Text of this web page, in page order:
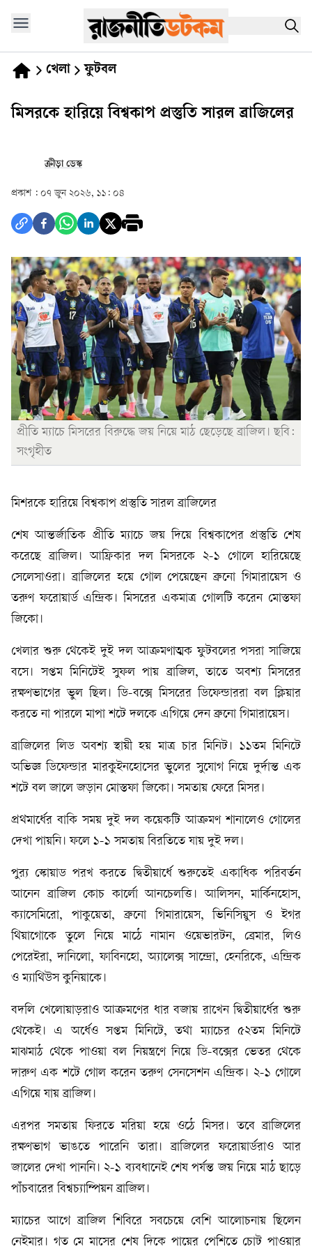
খেলা ফুটবল
মিসরকে হারিয়ে বিশ্বকাপ প্রস্তুতি সারল ব্রাজিলের
ক্রীড়া ডেস্ক
প্রকাশ : ০৭ জুন ২০২৬, ১১: ০৪
প্রীতি ম্যাচে মিসরের বিরুদ্ধে জয় নিয়ে মাঠ ছেড়েছে ব্রাজিল। ছবি:
সংগৃহীত
মিশরকে হারিয়ে বিশ্বকাপ প্রস্তুতি সারল ব্রাজিলের
শেষ আন্তর্জাতিক প্রীতি ম্যাচে জয় দিয়ে বিশ্বকাপের প্রস্তুতি শেষ
করেছে ব্রাজিল। আফ্রিকার দল মিসরকে ২-১ গোলে হারিয়েছে
সেলেসাওরা। ব্রাজিলের হয়ে গোল পেয়েছেন ব্রুনো গিমারায়েস ও
তরুণ ফরোয়ার্ড এন্দ্রিক। মিসরের একমাত্র গোলটি করেন মোস্তফা
জিকো।
খেলার শুরু থেকেই দুই দল আক্রমণাত্মক ফুটবলের পসরা সাজিয়ে
বসে। সপ্তম মিনিটেই সুফল পায় ব্রাজিল, তাতে অবশ্য মিসরের
রক্ষণভাগের ভুল ছিল। ডি-বক্সে মিসরের ডিফেন্ডাররা বল ক্লিয়ার
করতে না পারলে মাপা শটে দলকে এগিয়ে দেন ব্রুনো গিমারায়েস।
ব্রাজিলের লিড অবশ্য স্থায়ী হয় মাত্র চার মিনিট। ১১তম মিনিটে
অভিজ্ঞ ডিফেন্ডার মারকুইনহোসের ভুলের সুযোগ নিয়ে দুর্দান্ত এক
শটে বল জালে জড়ান মোস্তফা জিকো। সমতায় ফেরে মিসর।
প্রথমার্ধের বাকি সময় দুই দল কয়েকটি আক্রমণ শানালেও গোলের
দেখা পায়নি। ফলে ১-১ সমতায় বিরতিতে যায় দুই দল।
পুর‍্য স্কোয়াড পরখ করতে দ্বিতীয়ার্ধে শুরুতেই একাধিক পরিবর্তন
আনেন ব্রাজিল কোচ কার্লো আনচেলত্তি। আলিসন, মার্কিনহোস,
ক্যাসেমিরো, পাকুয়েতা, ব্রুনো গিমারায়েস, ভিনিসিয়ুস ও ইগর
থিয়াগোকে তুলে নিয়ে মাঠে নামান ওয়েভারটন, ব্রেমার, লিও
পেরেইরা, দানিলো, ফাবিনহো, অ্যালেক্স সান্দ্রো, হেনরিকে, এন্দ্রিক
ও ম্যাথিউস কুনিয়াকে।
বদলি খেলোয়াড়রাও আক্রমণের ধার বজায় রাখেন দ্বিতীয়ার্ধের শুরু
থেকেই। এ অর্ধেও সপ্তম মিনিটে, তথা ম্যাচের ৫২তম মিনিটে
মাঝমাঠ থেকে পাওয়া বল নিয়ন্ত্রণে নিয়ে ডি-বক্সের ভেতর থেকে
দারুণ এক শটে গোল করেন তরুণ সেনসেশন এন্দ্রিক। ২-১ গোলে
এগিয়ে যায় ব্রাজিল।
এরপর সমতায় ফিরতে মরিয়া হয়ে ওঠে মিসর। তবে ব্রাজিলের
রক্ষণভাগ ভাঙতে পারেনি তারা। ব্রাজিলের ফরোয়ার্ডরাও আর
জালের দেখা পাননি। ২-১ ব্যবধানেই শেষ পর্যন্ত জয় নিয়ে মাঠ ছাড়ে
পাঁঁচবারের বিশ্বচ্যাম্পিয়ন ব্রাজিল।
ম্যাচের আগে ব্রাজিল শিবিরে সবচেয়ে বেশি আলোচনায় ছিলেন
নেইমার। গত মে মাসের শেষ দিকে পায়ের পেশিতে চোট পাওয়ার